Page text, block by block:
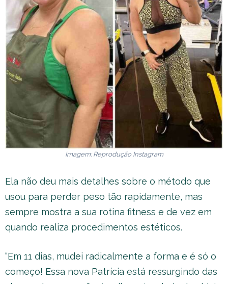
Imagem: Reprodução Instagram
Ela não deu mais detalhes sobre o método que
usou para perder peso tão rapidamente, mas
sempre mostra a sua rotina fitness e de vez em
quando realiza procedimentos estéticos.
“Em 11 dias, mudei radicalmente a forma e é só o
começo! Essa nova Patrícia está ressurgindo das